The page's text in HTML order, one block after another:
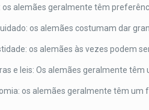
os alemães geralmente têm
os alemães costumam dar
os alemães às vezes podem
e leis: Os alemães geralmente
os alemães geralmente têm um